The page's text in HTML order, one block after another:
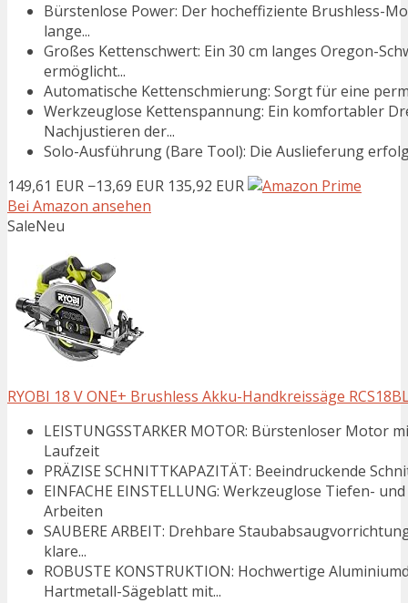
Bürstenlose Power: Der hocheffiziente Brushless-
lange...
Großes Kettenschwert: Ein 30 cm langes Oregon-
ermöglicht...
Automatische Kettenschmierung: Sorgt für eine
Werkzeuglose Kettenspannung: Ein komfortabler
Nachjustieren der...
Solo-Ausführung (Bare Tool): Die Auslieferung
149,61 EUR −13,69 EUR 135,92 EUR
Bei Amazon ansehen
SaleNeu
RYOBI 18 V ONE+ Brushless Akku-Handkreissäge
LEISTUNGSSTARKER MOTOR: Bürstenloser
Laufzeit
PRÄZISE SCHNITTKAPAZITÄT: Beeindruckende
EINFACHE EINSTELLUNG: Werkzeuglose Tiefen-
Arbeiten
SAUBERE ARBEIT: Drehbare
klare...
ROBUSTE KONSTRUKTION: Hochwertige
Hartmetall-Sägeblatt mit...